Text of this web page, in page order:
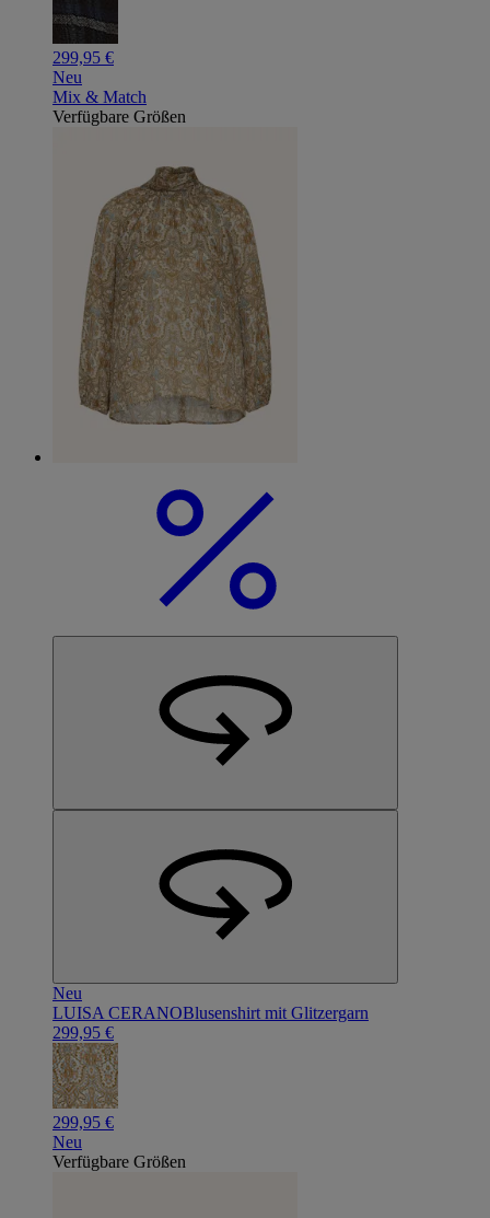
299,95 €
Neu
Mix & Match
Verfügbare Größen
Neu
LUISA CERANOBlusenshirt mit Glitzergarn
299,95 €
299,95 €
Neu
Verfügbare Größen